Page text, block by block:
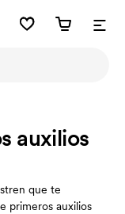
auxilios
que te
primeros auxilios